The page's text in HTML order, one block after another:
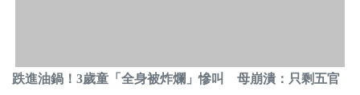
跌進油鍋！3歲童「全身被炸爛」慘叫 母崩潰：只剩五官